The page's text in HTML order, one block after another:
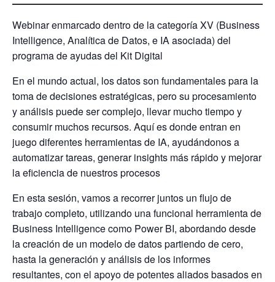
Webinar enmarcado dentro de la categoría XV (Business
Intelligence, Analítica de Datos, e IA asociada) del
programa de ayudas del Kit Digital
En el mundo actual, los datos son fundamentales para la
toma de decisiones estratégicas, pero su procesamiento
y análisis puede ser complejo, llevar mucho tiempo y
consumir muchos recursos. Aquí es donde entran en
juego diferentes herramientas de IA, ayudándonos a
automatizar tareas, generar insights más rápido y mejorar
la eficiencia de nuestros procesos
En esta sesión, vamos a recorrer juntos un flujo de
trabajo completo, utilizando una funcional herramienta de
Business Intelligence como Power BI, abordando desde
la creación de un modelo de datos partiendo de cero,
hasta la generación y análisis de los informes
resultantes, con el apoyo de potentes aliados basados en